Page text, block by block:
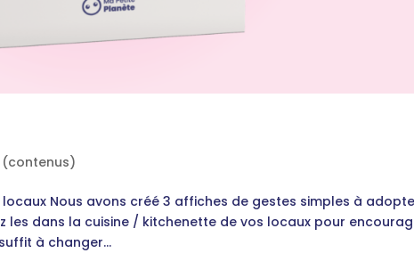
(contenus)
Nous avons créé 3 affiches de gestes simples à
les dans la cuisine / kitchenette de vos locaux pour
à changer...